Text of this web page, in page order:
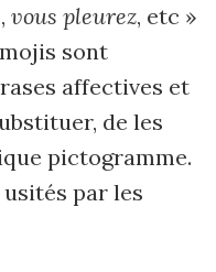
, vous pleurez, etc »
sont
affectives et
de les
pictogramme.
par les